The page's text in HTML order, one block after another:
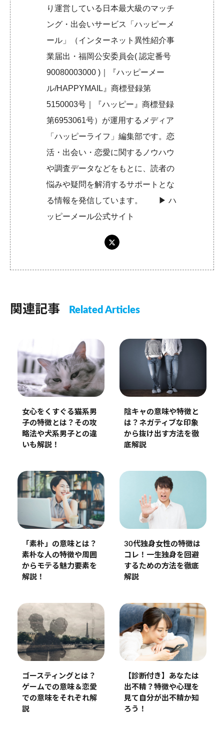
り運営している日本最大級のマッチ
ング・出会いサービス「ハッピーメ
ール」（インターネット異性紹介事
業届出・福岡公安委員会( 認定番号
90080003000 )｜『ハッピーメー
ル/HAPPYMAIL』商標登録第
5150003号｜『ハッピー』商標登録
第6953061号）が運用するメディア
「ハッピーライフ」編集部です。恋
活・出会い・恋愛に関するノウハウ
や調査データなどをもとに、読者の
悩みや疑問を解消するサポートとな
る情報を発信しています。 ▶︎ハ
ッピーメール公式サイト
関連記事 Related Articles
女心をくすぐる猫系男
子の特徴とは？その攻
略法や犬系男子との違
いも解説！
陰キャの意味や特徴と
は？ネガティブな印象
から抜け出す方法を徹
底解説
「素朴」の意味とは？
素朴な人の特徴や周囲
からモテる魅力要素を
解説！
30代独身女性の特徴は
コレ！一生独身を回避
するための方法を徹底
解説
ゴースティングとは？
ゲームでの意味＆恋愛
での意味をそれぞれ解
説
【診断付き】あなたは
出不精？特徴や心理を
見て自分が出不精か知
ろう！